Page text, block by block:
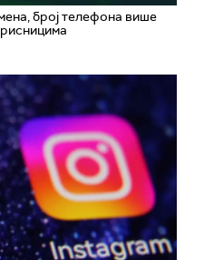
број телефона више